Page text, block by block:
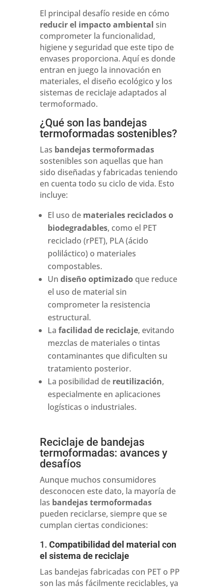
El principal desafío reside en cómo
reducir el impacto ambiental sin
comprometer la funcionalidad,
higiene y seguridad que este tipo de
envases proporciona. Aquí es donde
entran en juego la innovación en
materiales, el diseño ecológico y los
sistemas de reciclaje adaptados al
termoformado.
¿Qué son las bandejas
termoformadas sostenibles?
Las bandejas termoformadas
sostenibles son aquellas que han
sido diseñadas y fabricadas teniendo
en cuenta todo su ciclo de vida. Esto
incluye:
El uso de materiales reciclados o
biodegradables, como el PET
reciclado (rPET), PLA (ácido
poliláctico) o materiales
compostables.
Un diseño optimizadoque reduce
el uso de material sin
comprometer la resistencia
estructural.
La facilidad de reciclaje, evitando
mezclas de materiales o tintas
contaminantes que dificulten su
tratamiento posterior.
La posibilidad de reutilización,
especialmente en aplicaciones
logísticas o industriales.
Reciclaje de bandejas
termoformadas: avances y
desafíos
Aunque muchos consumidores
desconocen este dato, la mayoría de
las bandejas termoformadas
pueden reciclarse, siempre que se
cumplan ciertas condiciones:
1. Compatibilidad del material con
el sistema de reciclaje
Las bandejas fabricadas con PET o PP
son las más fácilmente reciclables, ya